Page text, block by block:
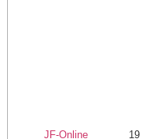
JF-Online 19